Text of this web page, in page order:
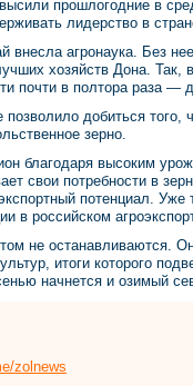
прошлогодние в
лидерство в
внесла агронаука. Без
хозяйств Дона. Так,
почти в полтора раза —
добиться того,
зерно.
благодаря высоким
свои потребности в
потенциал. Уже
в российском
не останавливаются.
итоги которого
начнется и озимый
zolnews